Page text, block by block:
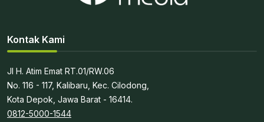
Kontak Kami
Jl H. Atim Emat RT.01/RW.06
No. 116 - 117, Kalibaru, Kec. Cilodong,
Kota Depok, Jawa Barat - 16414.
0812-5000-1544